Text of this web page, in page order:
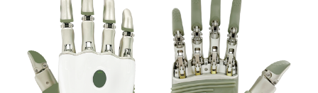
准手15mm；小手13mm
● 手腕直径（接受腔外）：标
准手53mm；小手50mm
● 手腕直径（接受腔内）：标
准手47mm；小手45mm
● 手腕旋转角度范围均为±175
● 最大单指静态载荷（平伸）
5千克